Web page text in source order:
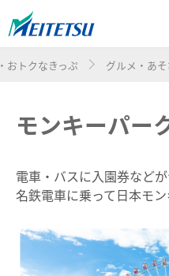
運行情報
電車のご利用案内
時刻表
でんしゃ旅・おトク
ハイキング・巡拝トップ
沿線情報
繁
ภา
おトクなきっぷ グルメ・あ
モンキーパー
電車・バスに入園券など
名鉄電車に乗って日本モン